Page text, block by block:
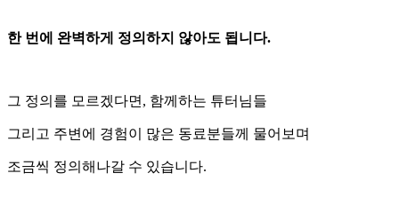
한 번에 완벽하게 정의하지 않아도 됩니다.
그 정의를 모르겠다면, 함께하는 튜터님들
그리고 주변에 경험이 많은 동료분들께 물어보며
조금씩 정의해나갈 수 있습니다.